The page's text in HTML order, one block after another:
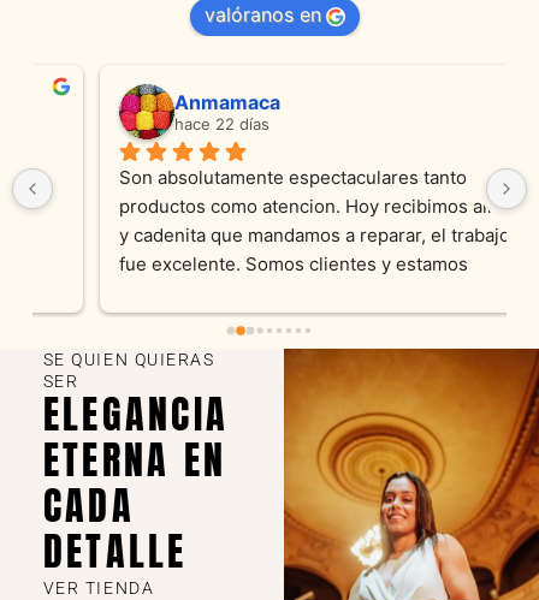
valóranos en
Anmamaca
hace 22 días
Son absolutamente espectaculares tanto
productos como atencion. Hoy recibimos alianza
y cadenita que mandamos a reparar, el trabajo
fue excelente. Somos clientes y estamos
SE QUIEN QUIERAS
SER
ELEGANCIA
ETERNA EN
CADA
DETALLE
VER TIENDA